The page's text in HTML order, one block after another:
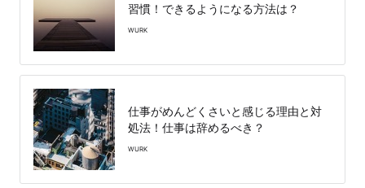
習慣！できるようになる方法は？
WURK
仕事がめんどくさいと感じる理由と対
処法！仕事は辞めるべき？
WURK